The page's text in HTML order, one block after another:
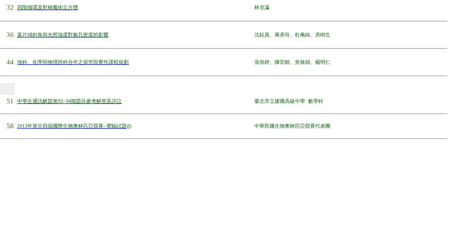
32 四階循環及對稱魔術立方體 林克瀛
36 葉片傾斜角與光照強度對氣孔密度的影響 沈鈺真、蔣承玲、杜佩純、房樹生
44 地科、化學與物理跨科合作之探究與實作課程規劃 張堯婷、陳宏銘、吳致娟、楊明仁
51 中學生通訊解題第93−94期題目參考解答及評註 臺北市立建國高級中學 數學科
58 2013年第廿四屆國際生物奧林匹亞競賽--實驗試題(I) 中華民國生物奧林匹亞競賽代表團